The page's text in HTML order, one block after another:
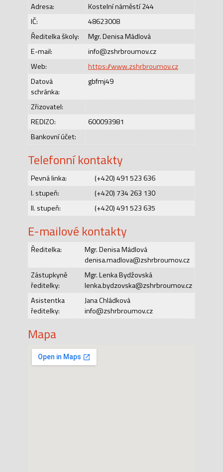
Adresa:
Kostelní náměstí 244
IČ:
48623008
Ředitelka školy:
Mgr. Denisa Mádlová
E-mail:
info@zshrbroumov.cz
Web:
https://www.zshrbroumov.cz
Datová
schránka:
gbfmj49
Zřizovatel:
REDIZO:
600093981
Bankovní účet:
Telefonní kontakty
Pevná linka:
(+420) 491 523 636
I. stupeň:
(+420) 734 263 130
II. stupeň:
(+420) 491 523 635
E-mailové kontakty
Ředitelka:
Mgr. Denisa Mádlová
denisa.madlova@zshrbroumov.cz
Zástupkyně
ředitelky:
Mgr. Lenka Bydžovská
lenka.bydzovska@zshrbroumov.cz
Asistentka
ředitelky:
Jana Chládková
info@zshrbroumov.cz
Mapa